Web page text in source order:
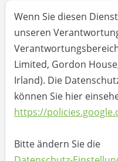
Wenn Sie diesen
unseren
Limited, Gordon
Irland). Die
können Sie hier
https://
Bitte ändern Sie die